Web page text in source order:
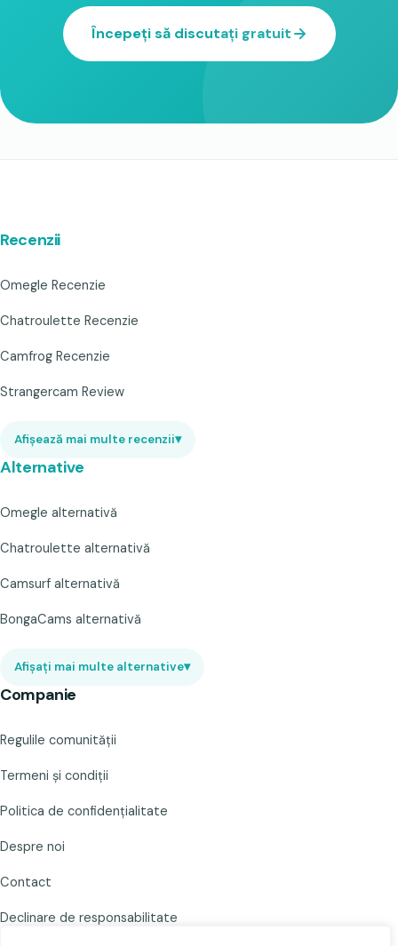
Începeți să discutați gratuit
Recenzii
Omegle Recenzie
Chatroulette Recenzie
Camfrog Recenzie
Strangercam Review
Afișează mai multe recenzii▾
Alternative
Omegle alternativă
Chatroulette alternativă
Camsurf alternativă
BongaCams alternativă
Afișați mai multe alternative▾
Companie
Regulile comunității
Termeni și condiții
Politica de confidențialitate
Despre noi
Contact
Declinare de responsabilitate